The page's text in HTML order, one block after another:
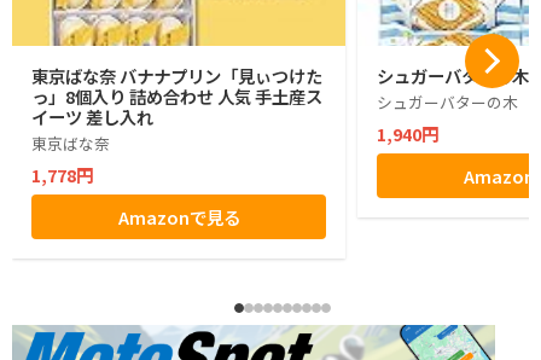
東京ばな奈 バナナプリン「見ぃつけた
っ」8個入り 詰め合わせ 人気 手土産ス
イーツ 差し入れ
東京ばな奈
1,778円
Amazonで見る
シュガーバターの木
シュガーバターの木
1,940円
Amazon